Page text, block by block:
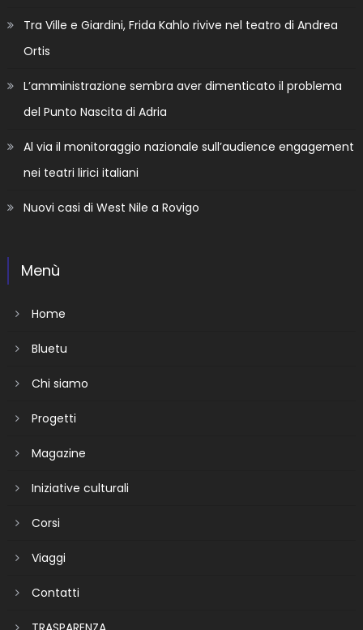
Tra Ville e Giardini, Frida Kahlo rivive nel teatro di Andrea
Ortis
L’amministrazione sembra aver dimenticato il problema
del Punto Nascita di Adria
Al via il monitoraggio nazionale sull’audience engagement
nei teatri lirici italiani
Nuovi casi di West Nile a Rovigo
Menù
Home
Bluetu
Chi siamo
Progetti
Magazine
Iniziative culturali
Corsi
Viaggi
Contatti